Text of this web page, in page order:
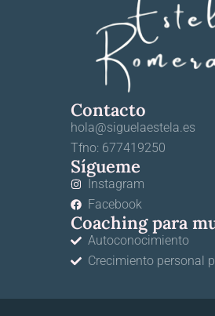
Contacto
hola@siguelaestela.es
Tfno: 677419250
Sígueme
Instagram
Facebook
Coaching para
Autoconocimiento
Crecimiento personal